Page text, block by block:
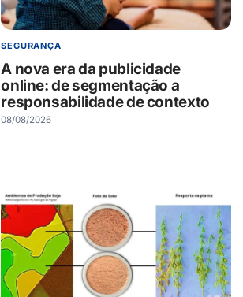
SEGURANÇA
A nova era da publicidade
online: de segmentação a
responsabilidade de contexto
08/08/2026